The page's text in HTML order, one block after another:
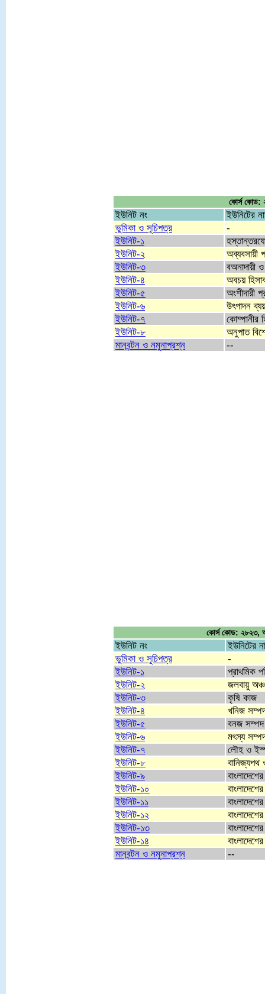
কোর্স কোড:
ইউনিট নং
ইউনিটের
ভুমিকা ও সূচিপত্র
-
ইউনিট-১
ইউনিট-২
অব্যবসায়ী
ইউনিট-৩
বঅনাদায়ী
ইউনিট-৪
অবচয়
ইউনিট-৫
অংশীদারী
ইউনিট-৬
উৎপাদন
ইউনিট-৭
কোম্পানীর
ইউনিট-৮
অনুপাত
মানবন্টন ও নমুনাপ্রশ্ন
--
কোর্স কোড: ২৮২৩,
ইউনিট নং
ইউনিটের
ভুমিকা ও সূচিপত্র
-
ইউনিট-১
প্রাথমিক
ইউনিট-২
জলবায়ু
ইউনিট-৩
কৃষি কাজ
ইউনিট-৪
খনিজ
ইউনিট-৫
বনজ সম্পদ
ইউনিট-৬
মৎস্য
ইউনিট-৭
লৌহ ও
ইউনিট-৮
বানিজ্যপথ
ইউনিট-৯
ইউনিট-১০
ইউনিট-১১
ইউনিট-১২
ইউনিট-১৩
বাংলাদেশের
ইউনিট-১৪
মানবন্টন ও নমুনাপ্রশ্ন
--